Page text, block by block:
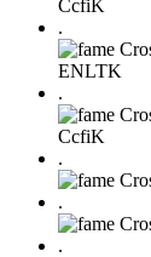
.
.
.
.
.